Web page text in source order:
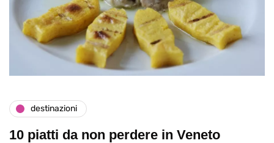
destinazioni
10 piatti da non perdere in Veneto